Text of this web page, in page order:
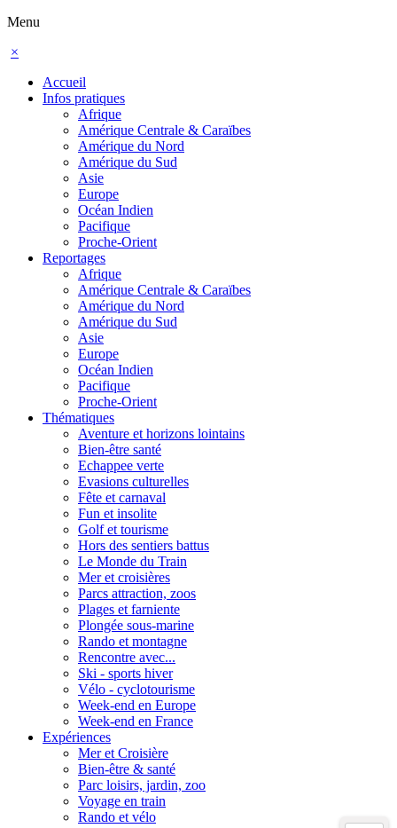
Menu
×
Accueil
Infos pratiques
Afrique
Amérique Centrale & Caraïbes
Amérique du Nord
Amérique du Sud
Asie
Europe
Océan Indien
Pacifique
Proche-Orient
Reportages
Afrique
Amérique Centrale & Caraïbes
Amérique du Nord
Amérique du Sud
Asie
Europe
Océan Indien
Pacifique
Proche-Orient
Thématiques
Aventure et horizons lointains
Bien-être santé
Echappee verte
Evasions culturelles
Fête et carnaval
Fun et insolite
Golf et tourisme
Hors des sentiers battus
Le Monde du Train
Mer et croisières
Parcs attraction, zoos
Plages et farniente
Plongée sous-marine
Rando et montagne
Rencontre avec...
Ski - sports hiver
Vélo - cyclotourisme
Week-end en Europe
Week-end en France
Expériences
Mer et Croisière
Bien-être & santé
Parc loisirs, jardin, zoo
Voyage en train
Rando et vélo